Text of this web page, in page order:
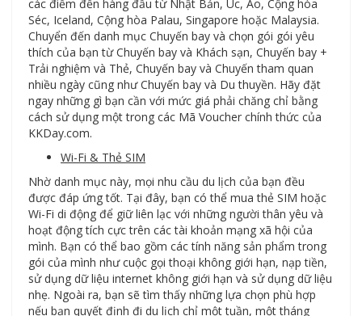
các điểm đến hàng đầu từ Nhật Bản, Úc, Áo, Cộng hòa
Séc, Iceland, Cộng hòa Palau, Singapore hoặc Malaysia.
Chuyển đến danh mục Chuyến bay và chọn gói gói yêu
thích của bạn từ Chuyến bay và Khách sạn, Chuyến bay +
Trải nghiệm và Thẻ, Chuyến bay và Chuyến tham quan
nhiều ngày cũng như Chuyến bay và Du thuyền. Hãy đặt
ngay những gì bạn cần với mức giá phải chăng chỉ bằng
cách sử dụng một trong các Mã Voucher chính thức của
KKDay.com.
Wi-Fi & Thẻ SIM
Nhờ danh mục này, mọi nhu cầu du lịch của bạn đều
được đáp ứng tốt. Tại đây, bạn có thể mua thẻ SIM hoặc
Wi-Fi di động để giữ liên lạc với những người thân yêu và
hoạt động tích cực trên các tài khoản mạng xã hội của
mình. Bạn có thể bao gồm các tính năng sản phẩm trong
gói của mình như cuộc gọi thoại không giới hạn, nạp tiền,
sử dụng dữ liệu internet không giới hạn và sử dụng dữ liệu
nhẹ. Ngoài ra, bạn sẽ tìm thấy những lựa chọn phù hợp
nếu bạn quyết định đi du lịch chỉ một tuần, một tháng